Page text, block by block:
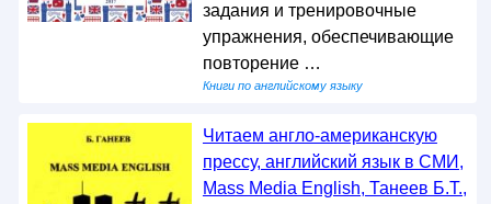
задания и тренировочные
упражнения, обеспечивающие
повторение …
Книги по английскому языку
Читаем англо-американскую
прессу, английский язык в СМИ,
Mass Media English, Танеев Б.Т.,